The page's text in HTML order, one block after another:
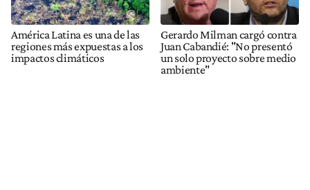
América Latina es una de las
regiones más expuestas a los
impactos climáticos
Gerardo Milman cargó contra
Juan Cabandié: "No presentó
un solo proyecto sobre medio
ambiente"